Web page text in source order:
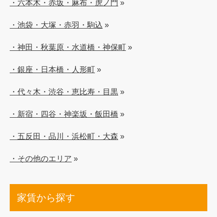
・六本木・赤坂・麻布・虎ノ門 »
・池袋・大塚・赤羽・駒込 »
・神田・秋葉原・水道橋・神保町 »
・銀座・日本橋・人形町 »
・代々木・渋谷・恵比寿・目黒 »
・新宿・四谷・神楽坂・飯田橋 »
・五反田・品川・浜松町・大森 »
・その他のエリア »
家賃から探す